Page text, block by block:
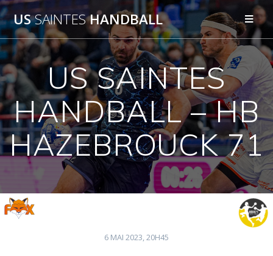
Passer
au
contenu
USSAINTESHANDBALL
US SAINTES
HANDBALL – HB
HAZEBROUCK 71
6 MAI 2023, 20H45